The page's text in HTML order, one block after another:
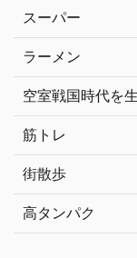
スーパー
ラーメン
空室戦国時代を
筋トレ
街散歩
高タンパク